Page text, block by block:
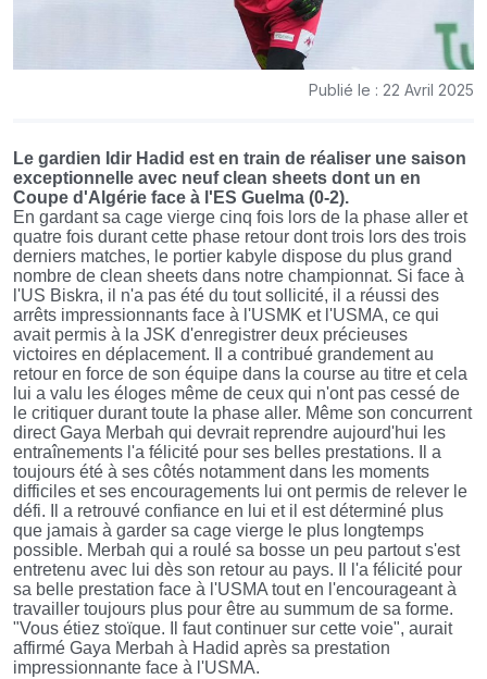
Publié le : 22 Avril 2025
Le gardien Idir Hadid est en train de réaliser une saison
exceptionnelle avec neuf clean sheets dont un en
Coupe d'Algérie face à l'ES Guelma (0-2).
En gardant sa cage vierge cinq fois lors de la phase aller et
quatre fois durant cette phase retour dont trois lors des trois
derniers matches, le portier kabyle dispose du plus grand
nombre de clean sheets dans notre championnat. Si face à
l'US Biskra, il n'a pas été du tout sollicité, il a réussi des
arrêts impressionnants face à l'USMK et l'USMA, ce qui
avait permis à la JSK d'enregistrer deux précieuses
victoires en déplacement. Il a contribué grandement au
retour en force de son équipe dans la course au titre et cela
lui a valu les éloges même de ceux qui n'ont pas cessé de
le critiquer durant toute la phase aller. Même son concurrent
direct Gaya Merbah qui devrait reprendre aujourd'hui les
entraînements l'a félicité pour ses belles prestations. Il a
toujours été à ses côtés notamment dans les moments
difficiles et ses encouragements lui ont permis de relever le
défi. Il a retrouvé confiance en lui et il est déterminé plus
que jamais à garder sa cage vierge le plus longtemps
possible. Merbah qui a roulé sa bosse un peu partout s'est
entretenu avec lui dès son retour au pays. Il l'a félicité pour
sa belle prestation face à l'USMA tout en l'encourageant à
travailler toujours plus pour être au summum de sa forme.
"Vous étiez stoïque. Il faut continuer sur cette voie", aurait
affirmé Gaya Merbah à Hadid après sa prestation
impressionnante face à l'USMA.